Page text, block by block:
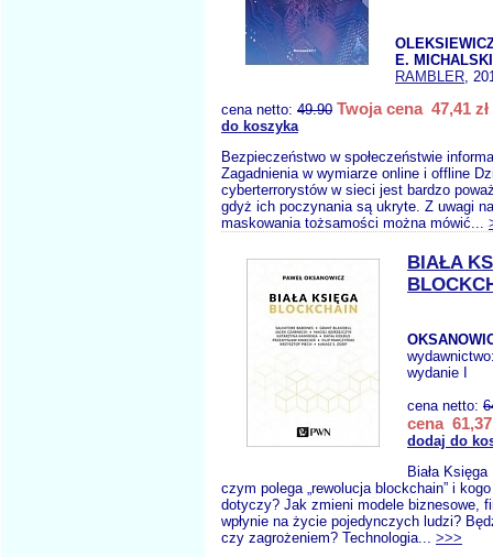
E.
RAMBLER,
cena netto: 49.90 Twoja cena 47,41 zł
do koszyka
Bezpieczeństwo w społeczeństwie
Zagadnienia w wymiarze online i offline
cyberterrorystów w sieci jest bardzo
gdyż ich poczynania są ukryte. Z uwagi
maskowania tożsamości można mówić...
BIAŁA
wydanie I
cena netto:
cena 61,37
dodaj do
Biała
czym polega „rewolucja blockchain” i
dotyczy? Jak zmieni modele biznesowe,
wpłynie na życie pojedynczych ludzi?
czy zagrożeniem? Technologia... >>>